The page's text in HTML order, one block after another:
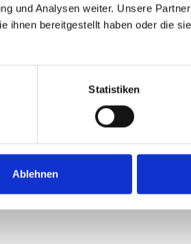
und Analysen weiter. Unsere
ihnen bereitgestellt haben oder die
Statistiken
Ablehnen